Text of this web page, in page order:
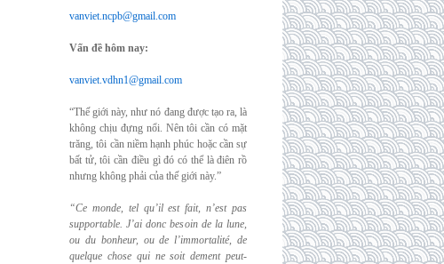
vanviet.ncpb@gmail.com
Vấn đề hôm nay:
vanviet.vdhn1@gmail.com
“Thế giới này, như nó đang được tạo ra, là
không chịu đựng nổi. Nên tôi cần có mặt
trăng, tôi cần niềm hạnh phúc hoặc cần sự
bất tử, tôi cần điều gì đó có thể là điên rồ
nhưng không phải của thế giới này.”
“Ce monde, tel qu’il est fait, n’est pas
supportable. J’ai donc besoin de la lune,
ou du bonheur, ou de l’immortalité, de
quelque chose qui ne soit dement peut-